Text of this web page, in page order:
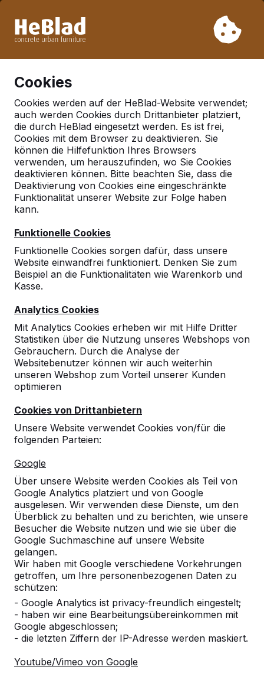
Woche 33 nicht. Bitte berücksichtigen Sie daher längere
Cookies
Cookies werden auf der HeBlad-Website verwendet;
auch werden Cookies durch Drittanbieter platziert,
die durch HeBlad eingesetzt werden. Es ist frei,
Cookies mit dem Browser zu deaktivieren. Sie
können die Hilfefunktion Ihres Browsers
verwenden, um herauszufinden, wo Sie Cookies
deaktivieren können. Bitte beachten Sie, dass die
Deaktivierung von Cookies eine eingeschränkte
Funktionalität unserer Website zur Folge haben
kann.
Funktionelle Cookies
Funktionelle Cookies sorgen dafür, dass unsere
Website einwandfrei funktioniert. Denken Sie zum
Beispiel an die Funktionalitäten wie Warenkorb und
Kasse.
Analytics Cookies
Mit Analytics Cookies erheben wir mit Hilfe Dritter
Statistiken über die Nutzung unseres Webshops von
Gebrauchern. Durch die Analyse der
Websitebenutzer können wir auch weiterhin
unseren Webshop zum Vorteil unserer Kunden
optimieren
Cookies von Drittanbietern
Unsere Website verwendet Cookies von/für die
folgenden Parteien:
Google
Über unsere Website werden Cookies als Teil von
Google Analytics platziert und von Google
ausgelesen. Wir verwenden diese Dienste, um den
Überblick zu behalten und zu berichten, wie unsere
Besucher die Website nutzen und wie sie über die
Google Suchmaschine auf unsere Website
gelangen.
Wir haben mit Google verschiedene Vorkehrungen
getroffen, um Ihre personenbezogenen Daten zu
schützen:
- Google Analytics ist privacy-freundlich eingestelt;
- haben wir eine Bearbeitungsübereinkommen mit
Google abgeschlossen;
- die letzten Ziffern der IP-Adresse werden maskiert.
Youtube/Vimeo von Google
Häufig gestellte Fragen
Hier finden Sie einige der Fragen, die häufig gestellt
werden. Ihre Frage ist nicht dabei? Dann nehmen Sie
ruhig Kontakt mit uns auf.
Faqs voor `Bänke`:
Muss der Betontisch waagerecht
stehen?
Wie lange Garantie gibt HeBlad auf
die Tische?
Können die Produkte von HeBlad auch
mit Werbung versehen werden?
Ist es unbedingt erforderlich, dass
unter dem Tisch eine befestigte
Fläche vorhanden ist, damit der Tisch
nicht einsinkt?
Wie schwer sind die Tische und
Bänke aus Beton?
Welche Vorteile hat eine Bodenplatte
aus Beton für Tische und Bänke von
HeBlad?
Sitzflächen der DeLuxe-Picknicksets?